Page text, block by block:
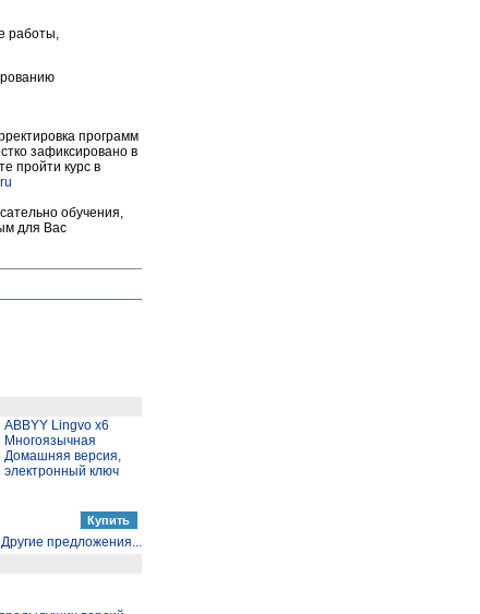
работы,
программ
зафиксировано в
пройти курс в
обучения,
для Вас
ABBYY Lingvo x6
Многоязычная
Домашняя версия,
электронный ключ
Другие предложения...